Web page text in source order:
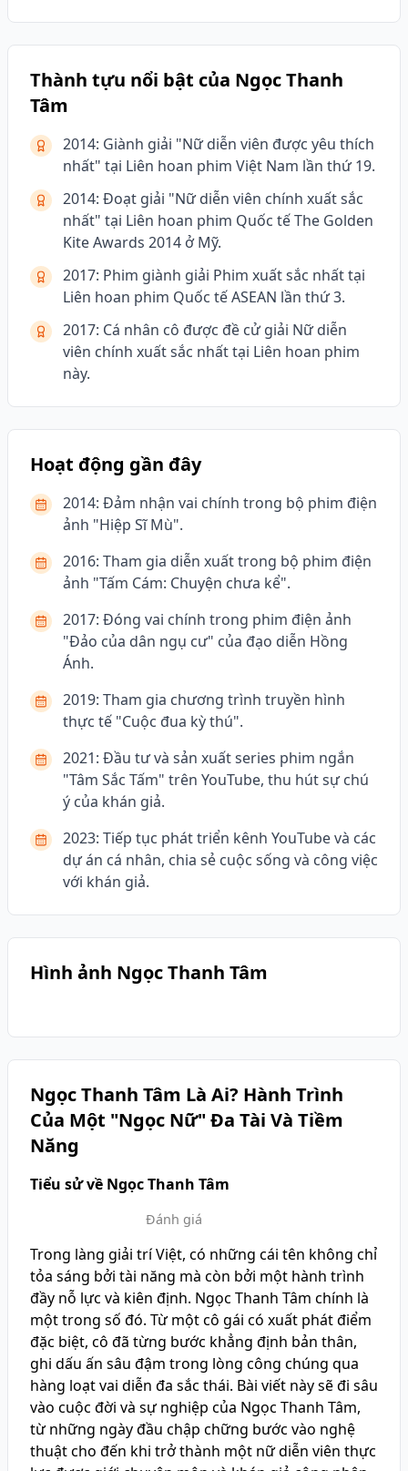
Thành tựu nổi bật của Ngọc Thanh
Tâm
2014: Giành giải "Nữ diễn viên được yêu thích
nhất" tại Liên hoan phim Việt Nam lần thứ 19.
2014: Đoạt giải "Nữ diễn viên chính xuất sắc
nhất" tại Liên hoan phim Quốc tế The Golden
Kite Awards 2014 ở Mỹ.
2017: Phim giành giải Phim xuất sắc nhất tại
Liên hoan phim Quốc tế ASEAN lần thứ 3.
2017: Cá nhân cô được đề cử giải Nữ diễn
viên chính xuất sắc nhất tại Liên hoan phim
này.
Hoạt động gần đây
2014: Đảm nhận vai chính trong bộ phim điện
ảnh "Hiệp Sĩ Mù".
2016: Tham gia diễn xuất trong bộ phim điện
ảnh "Tấm Cám: Chuyện chưa kể".
2017: Đóng vai chính trong phim điện ảnh
"Đảo của dân ngụ cư" của đạo diễn Hồng
Ánh.
2019: Tham gia chương trình truyền hình
thực tế "Cuộc đua kỳ thú".
2021: Đầu tư và sản xuất series phim ngắn
"Tâm Sắc Tấm" trên YouTube, thu hút sự chú
ý của khán giả.
2023: Tiếp tục phát triển kênh YouTube và các
dự án cá nhân, chia sẻ cuộc sống và công việc
với khán giả.
Hình ảnh Ngọc Thanh Tâm
Ngọc Thanh Tâm Là Ai? Hành Trình
Của Một "Ngọc Nữ" Đa Tài Và Tiềm
Năng
Tiểu sử về Ngọc Thanh Tâm
Đánh giá
Trong làng giải trí Việt, có những cái tên không chỉ
tỏa sáng bởi tài năng mà còn bởi một hành trình
đầy nỗ lực và kiên định. Ngọc Thanh Tâm chính là
một trong số đó. Từ một cô gái có xuất phát điểm
đặc biệt, cô đã từng bước khẳng định bản thân,
ghi dấu ấn sâu đậm trong lòng công chúng qua
hàng loạt vai diễn đa sắc thái. Bài viết này sẽ đi sâu
vào cuộc đời và sự nghiệp của Ngọc Thanh Tâm,
từ những ngày đầu chập chững bước vào nghệ
thuật cho đến khi trở thành một nữ diễn viên thực